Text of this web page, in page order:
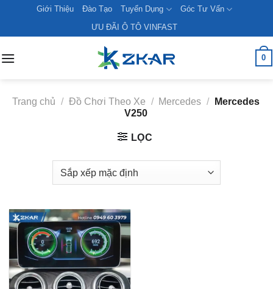
content
Giới Thiệu Đào Tạo Tuyển Dụng
Góc Tư Vấn
ƯU ĐÃI Ô TÔ VINFAST
0
Trang chủ / Đồ Chơi Theo Xe / Mercedes /
Mercedes
V250
LỌC